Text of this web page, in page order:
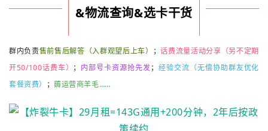
&物流查询&选卡干货
群内负责售前售后解答（入群观望后上车） ；话费流量活动分享（另不定期
开50/100话费车） ； 内部号卡资源抢先发； 经验交流 （无偿协助群友优化
套餐资费）
；薅运营商羊毛……